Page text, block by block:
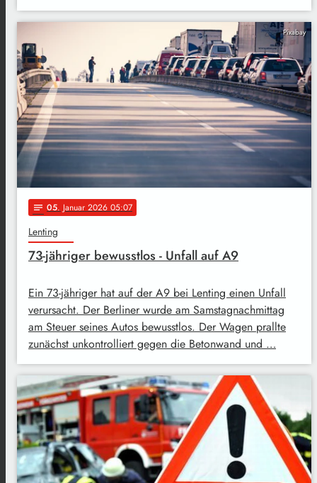
Pixabay
notes 05. Januar 2026 05:07
Lenting
73-jähriger bewusstlos - Unfall auf A9
Ein 73-jähriger hat auf der A9 bei Lenting einen Unfall
verursacht. Der Berliner wurde am Samstagnachmittag
am Steuer seines Autos bewusstlos. Der Wagen prallte
zunächst unkontrolliert gegen die Betonwand und …